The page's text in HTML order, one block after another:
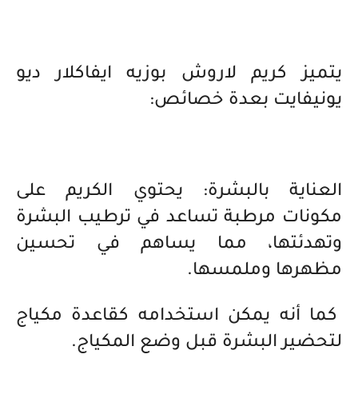
يتميز كريم لاروش بوزيه ايفاكلار ديو
يونيفايت بعدة خصائص:
العناية بالبشرة: يحتوي الكريم على
مكونات مرطبة تساعد في ترطيب البشرة
وتهدئتها، مما يساهم في تحسين
مظهرها وملمسها.
كما أنه يمكن استخدامه كقاعدة مكياج
لتحضير البشرة قبل وضع المكياج.